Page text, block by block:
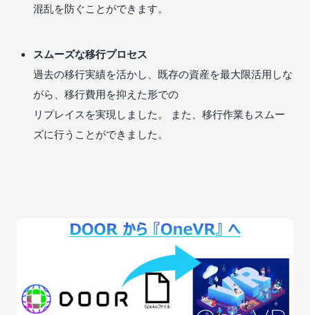
混乱を防ぐことができます。
スムーズな移行プロセス
過去の移行実績を活かし、既存の資産を最大限活用しな
がら、移行費用を抑えた形での
リプレイスを実現しました。 また、移行作業もスムー
ズに行うことができました。